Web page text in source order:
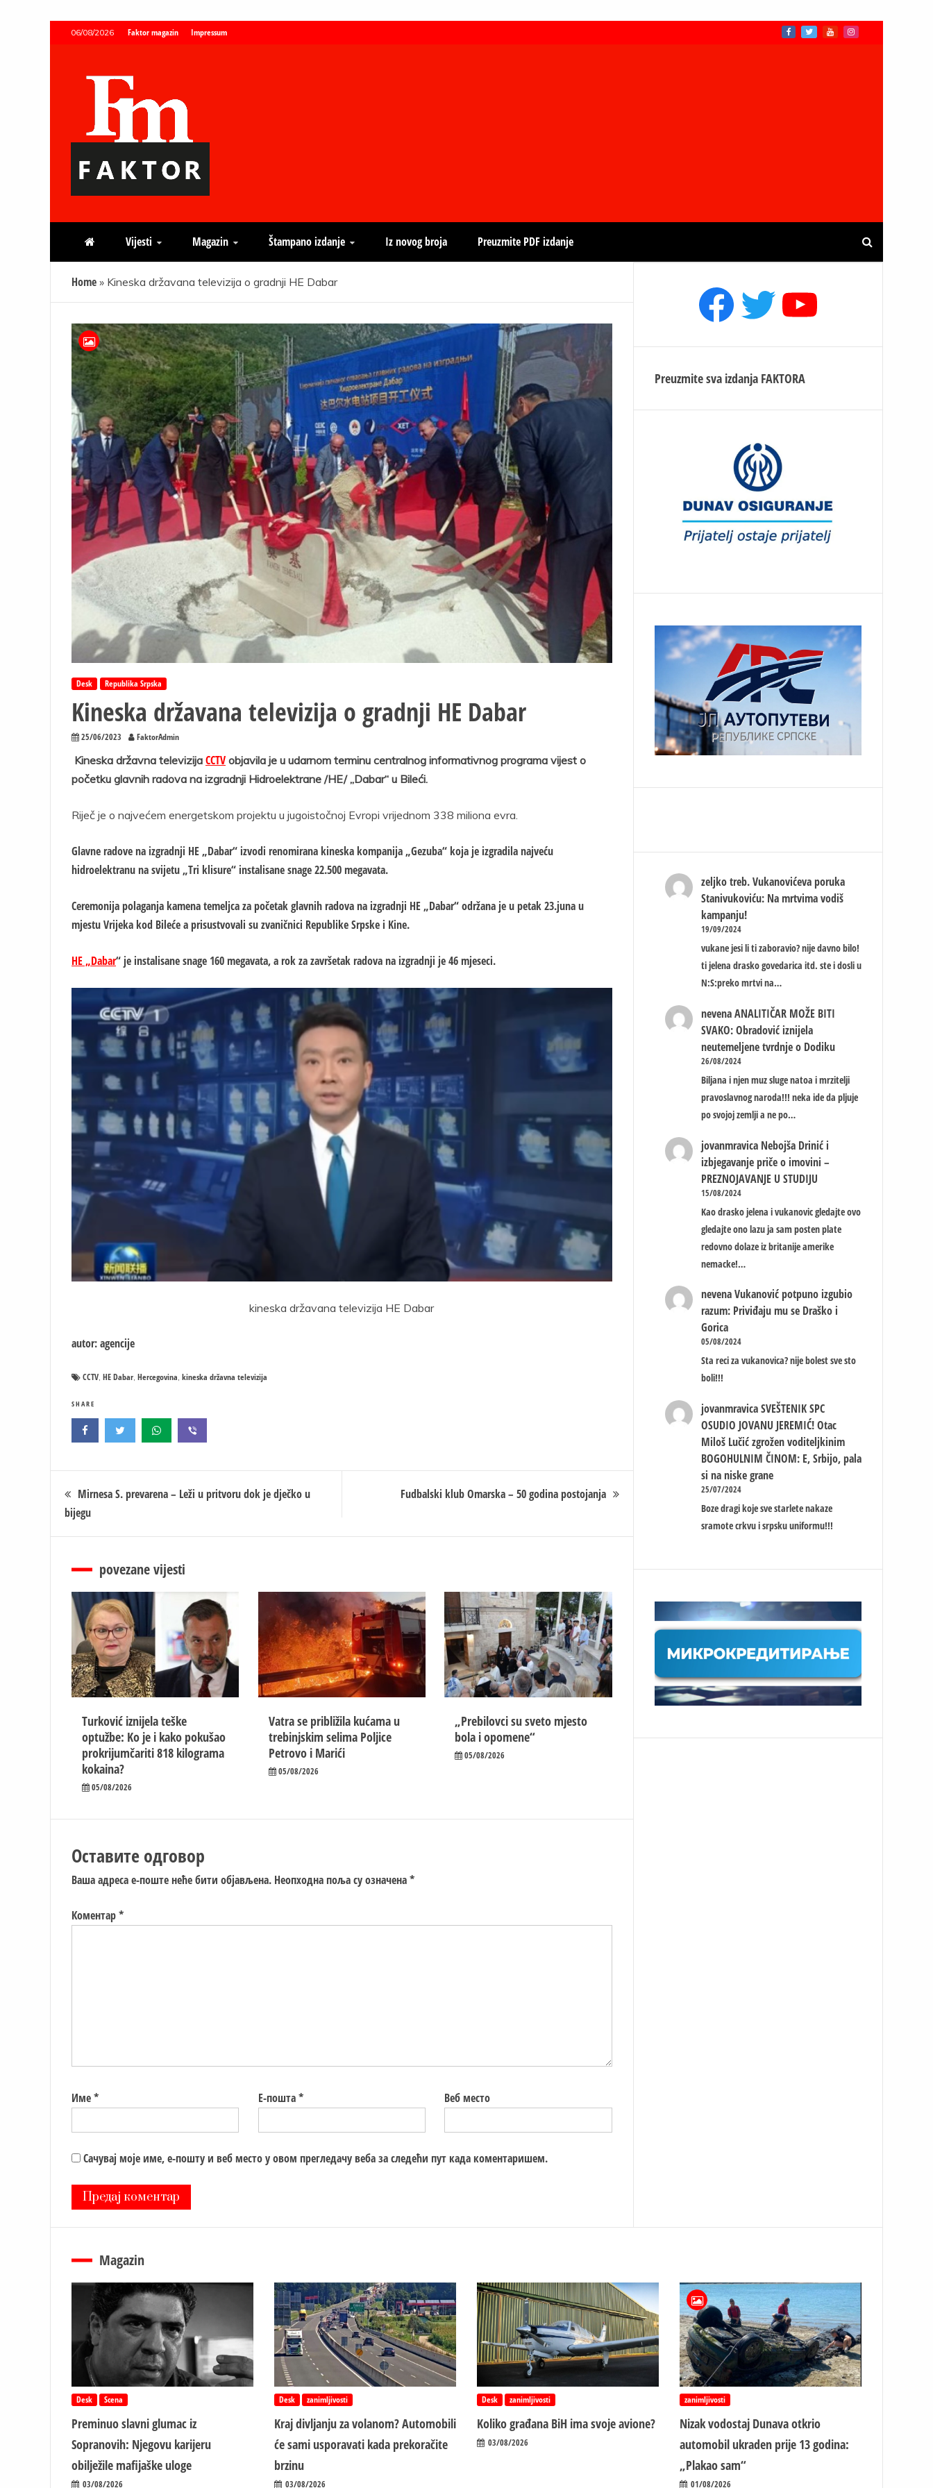
06/08/2026 Faktor magazin Impressum
Faktor magazin
Vijesti Magazin Štampano izdanje Iz novog broja Preuzmite PDF izdanje
Home » Kineska državana televizija o gradnji HE Dabar
Desk Republika Srpska
Kineska državana televizija o gradnji HE Dabar
25/06/2023 FaktorAdmin
Kineska državna televizija CCTV objavila je u udarnom terminu centralnog informativnog programa vijest o
početku glavnih radova na izgradnji Hidroelektrane /HE/ „Dabar“ u Bileći.
Riječ je o najvećem energetskom projektu u jugoistočnoj Evropi vrijednom 338 miliona evra.
Glavne radove na izgradnji HE „Dabar“ izvodi renomirana kineska kompanija „Gezuba“ koja je izgradila najveću
hidroelektranu na svijetu „Tri klisure“ instalisane snage 22.500 megavata.
Ceremonija polaganja kamena temeljca za početak glavnih radova na izgradnji HE „Dabar“ održana je u petak 23.juna u
mjestu Vrijeka kod Bileće a prisustvovali su zvaničnici Republike Srpske i Kine.
HE „Dabar“ je instalisane snage 160 megavata, a rok za završetak radova na izgradnji je 46 mjeseci.
kineska državana televizija HE Dabar
autor: agencije
CCTV HE Dabar Hercegovina kineska državna televizija
SHARE
Кретање
чланка
Mirnesa S. prevarena – Leži u pritvoru dok je dječko u
bijegu
Fudbalski klub Omarska – 50 godina postojanja
povezane vijesti
Turković iznijela teške
optužbe: Ko je i kako pokušao
prokrijumčariti 818 kilograma
kokaina?
05/08/2026
Vatra se približila kućama u
trebinjskim selima Poljice
Petrovo i Marići
05/08/2026
„Prebilovci su sveto mjesto
bola i opomene“
05/08/2026
Оставите одговор
Ваша адреса е-поште неће бити објављена. Неопходна поља су означена*
Коментар*
Име* Е-пошта* Веб место
Сачувај моје име, е-пошту и веб место у овом прегледачу веба за следећи пут када коментаришем.
Facebook
TwitterYouTube
Preuzmite sva izdanja FAKTORA
zeljko treb. Vukanovićeva poruka
Stanivukoviću: Na mrtvima vodiš
kampanju!
19/09/2024
vukane jesi li ti zaboravio? nije davno bilo!
ti jelena drasko govedarica itd. ste i dosli u
N:S:preko mrtvi na…
nevena ANALITIČAR MOŽE BITI
SVAKO: Obradović iznijela
neutemeljene tvrdnje o Dodiku
26/08/2024
Biljana i njen muz sluge natoa i mrzitelji
pravoslavnog naroda!!! neka ide da pljuje
po svojoj zemlji a ne po…
jovanmravica Nebojša Drinić i
izbjegavanje priče o imovini –
PREZNOJAVANJE U STUDIJU
15/08/2024
Kao drasko jelena i vukanovic gledajte ovo
gledajte ono lazu ja sam posten plate
redovno dolaze iz britanije amerike
nemacke!…
nevena Vukanović potpuno izgubio
razum: Priviđaju mu se Draško i
Gorica
05/08/2024
Sta reci za vukanovica? nije bolest sve sto
boli!!!
jovanmravica SVEŠTENIK SPC
OSUDIO JOVANU JEREMIĆ! Otac
Miloš Lučić zgrožen voditeljkinim
BOGOHULNIM ČINOM: E, Srbijo, pala
si na niske grane
25/07/2024
Boze dragi koje sve starlete nakaze
sramote crkvu i srpsku uniformu!!!
Magazin
Desk Scena
Preminuo slavni glumac iz
Sopranovih: Njegovu karijeru
obilježile mafijaške uloge
03/08/2026
Desk zanimljivosti
Kraj divljanju za volanom? Automobili
će sami usporavati kada prekoračite
brzinu
03/08/2026
Desk zanimljivosti
Koliko građana BiH ima svoje avione?
03/08/2026
zanimljivosti
Nizak vodostaj Dunava otkrio
automobil ukraden prije 13 godina:
„Plakao sam“
01/08/2026